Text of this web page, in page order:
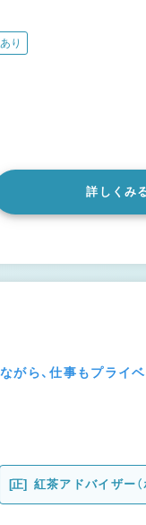
り
詳しくみ
がら、仕事もプライ
[正]
紅茶アドバイザー
スタッフ）